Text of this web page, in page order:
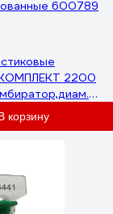
2200
упаковка
600789
корзину